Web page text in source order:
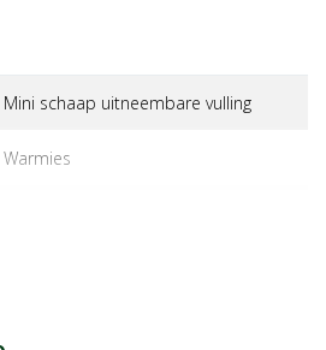
Mini schaap uitneembare vulling
warmies